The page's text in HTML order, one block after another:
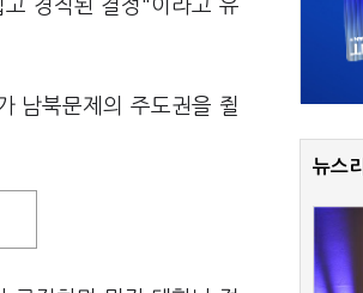
경직된 결정"이라고 유
남북문제의 주도권을 쥘
뉴스